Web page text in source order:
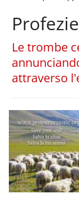
Le trombe
attraverso